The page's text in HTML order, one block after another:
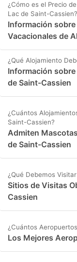
¿Cómo es el Precio
Lac de Saint-Cassien?
Información
Vacacionales de
¿Qué Alojamiento
Información
de Saint-Cassien
¿Cuántos
Saint-Cassien?
Admiten
de Saint-Cassien
¿Qué Debemos
Sitios de Visitas
Cassien
¿Cuántos
Los Mejores